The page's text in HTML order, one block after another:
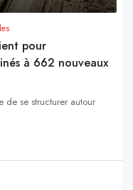
pour
à 662 nouveaux
de se structurer autour